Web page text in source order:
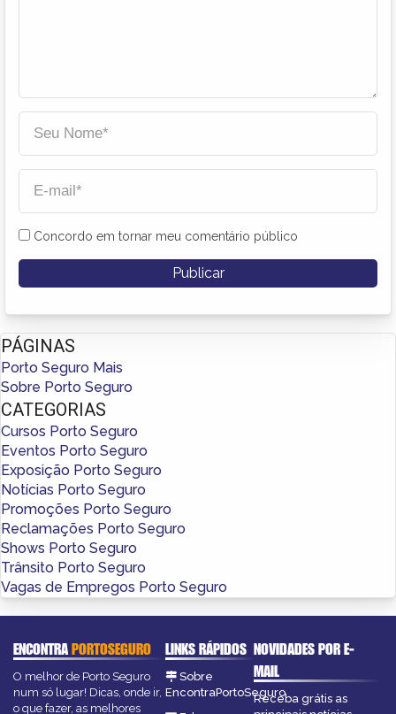
Concordo em tornar meu comentário público
PÁGINAS
Porto Seguro Mais
Sobre Porto Seguro
CATEGORIAS
Cursos Porto Seguro
Eventos Porto Seguro
Exposição Porto Seguro
Notícias Porto Seguro
Promoções Porto Seguro
Reclamações Porto Seguro
Shows Porto Seguro
Trânsito Porto Seguro
Vagas de Empregos Porto Seguro
ENCONTRAPORTOSEGURO
O melhor de Porto Seguro
num só lugar! Dicas, onde ir,
o que fazer, as melhores
LINKS RÁPIDOS
Sobre
EncontraPortoSeguro
NOVIDADES POR E-
MAIL
Receba grátis as